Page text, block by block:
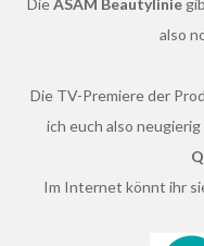
DieASAM Beautylinie
also
Die TV-Premiere der
ich euch also
Im Internet könnt ihr